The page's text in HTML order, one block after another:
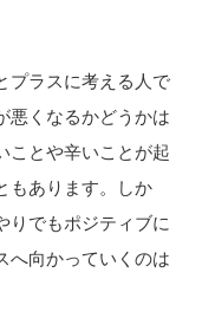
プラスに考える人で
悪くなるかどうかは
ことや辛いことが起
もあります。しか
りでもポジティブに
へ向かっていくのは